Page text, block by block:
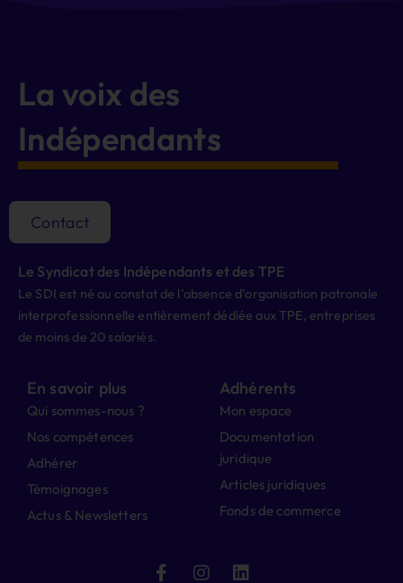
La voix des
Indépendants
Contact
Le Syndicat des Indépendants et des TPE
Le SDI est né au constat de l’absence d’organisation patronale
interprofessionnelle entièrement dédiée aux TPE, entreprises
de moins de 20 salariés.
En savoir plus
Qui sommes-nous ?
Nos compétences
Adhérer
Témoignages
Actus & Newsletters
Adhérents
Mon espace
Documentation
juridique
Articles juridiques
Fonds de commerce